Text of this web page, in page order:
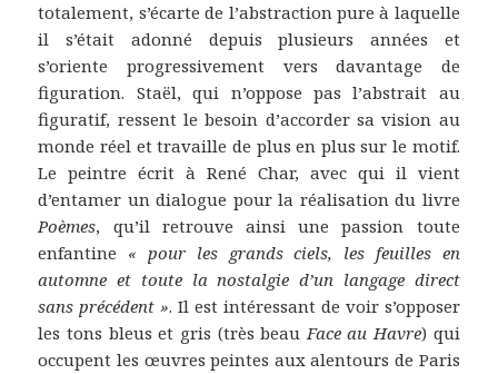
totalement, s’écarte de l’abstraction pure à laquelle
il s’était adonné depuis plusieurs années et
s’oriente progressivement vers davantage de
figuration. Staël, qui n’oppose pas l’abstrait au
figuratif, ressent le besoin d’accorder sa vision au
monde réel et travaille de plus en plus sur le motif.
Le peintre écrit à René Char, avec qui il vient
d’entamer un dialogue pour la réalisation du livre
Poèmes, qu’il retrouve ainsi une passion toute
enfantine « pour les grands ciels, les feuilles en
automne et toute la nostalgie d’un langage direct
sans précédent ». Il est intéressant de voir s’opposer
les tons bleus et gris (très beauFace au Havre) qui
occupent les œuvres peintes aux alentours de Paris